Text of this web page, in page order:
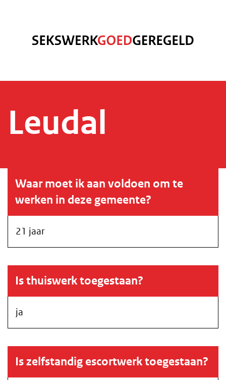
Leudal
Waar moet ik aan voldoen om te
werken in deze gemeente?
21 jaar
Is thuiswerk toegestaan?
ja
Is zelfstandig escortwerk toegestaan?